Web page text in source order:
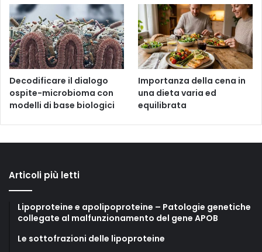
Decodificare il dialogo
ospite-microbioma con
modelli di base biologici
Importanza della cena in
una dieta varia ed
equilibrata
Articoli più letti
Lipoproteine e apolipoproteine – Patologie genetiche
collegate al malfunzionamento del gene APOB
Le sottofrazioni delle lipoproteine